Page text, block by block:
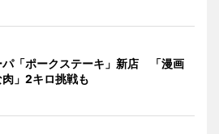
パ「ポークステーキ」新店 「漫画
」2キロ挑戦も